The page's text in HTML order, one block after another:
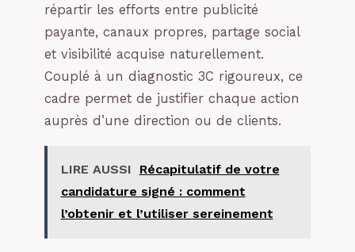
répartir les efforts entre publicité
payante, canaux propres, partage social
et visibilité acquise naturellement.
Couplé à un diagnostic 3C rigoureux, ce
cadre permet de justifier chaque action
auprès d’une direction ou de clients.
LIRE AUSSI
Récapitulatif de votre
candidature signé : comment
l’obtenir et l’utiliser sereinement